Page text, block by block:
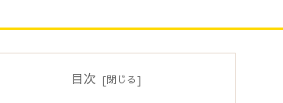
目次